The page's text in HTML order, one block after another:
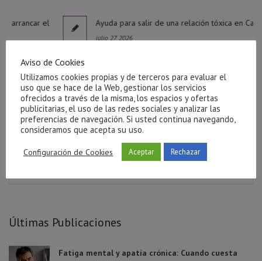
Ayuda para salir de una relación tóxica en Castellón
Últimas Publicaciones
Fatiga mental y apatía crónica: Cuando cuesta
Aviso de Cookies
Utilizamos cookies propias y de terceros para evaluar el
uso que se hace de la Web, gestionar los servicios
ofrecidos a través de la misma, los espacios y ofertas
publicitarias, el uso de las redes sociales y analizar las
preferencias de navegación. Si usted continua navegando,
consideramos que acepta su uso.
Configuración de Cookies Aceptar Rechazar